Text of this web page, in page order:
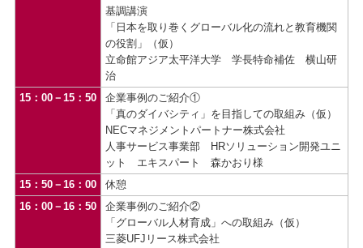
基調講演
「日本を取り巻くグローバル化の流れと教育機関
の役割」（仮）
立命館アジア太平洋大学 学長特命補佐 横山研
治
15：00－15：50
企業事例のご紹介①
「真のダイバシティ」を目指しての取組み（仮）
NECマネジメントパートナー株式会社
人事サービス事業部 HRソリューション開発ユニ
ット エキスパート 森かおり様
15：50－16：00
休憩
16：00－16：50
企業事例のご紹介②
「グローバル人材育成」への取組み（仮）
三菱UFJリース株式会社